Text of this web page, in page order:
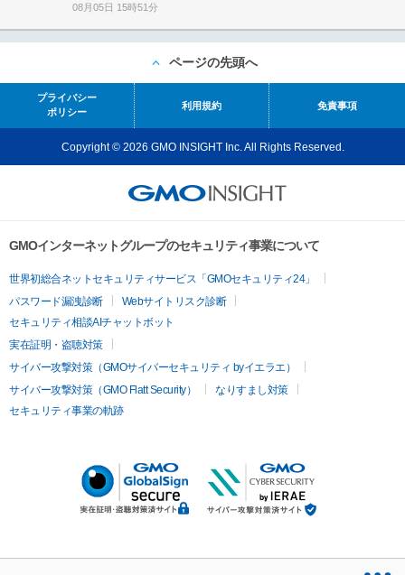
08月05日 15時51分
ページの先頭へ
プライバシー
ポリシー
利用規約 免責事項
Copyright © 2026 GMO INSIGHT Inc. All Rights Reserved.
GMOインターネットグループのセキュリティ事業について
世界初総合ネットセキュリティサービス「GMOセキュリティ24」
パスワード漏洩診断
Webサイトリスク診断
セキュリティ相談AIチャットボット
実在証明・盗聴対策
サイバー攻撃対策（GMOサイバーセキュリティ byイエラエ）
サイバー攻撃対策（GMO Flatt Security）
なりすまし対策
セキュリティ事業の軌跡